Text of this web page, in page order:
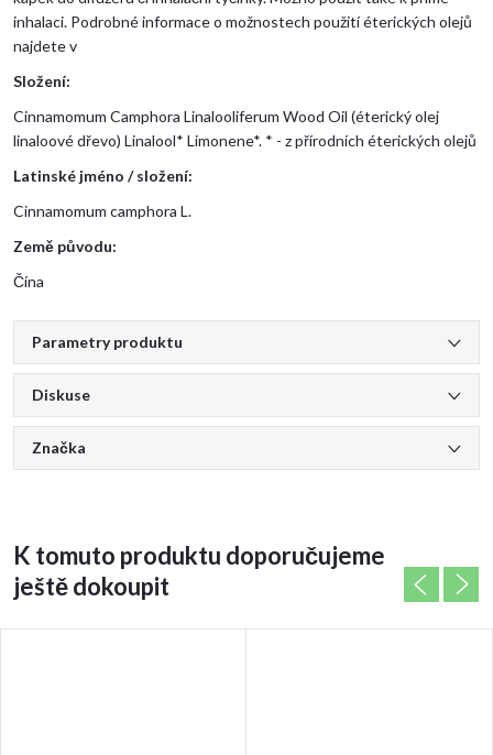
inhalaci. Podrobné informace o možnostech použití éterických olejů
najdete v
Složení:
Cinnamomum Camphora Linalooliferum Wood Oil (éterický olej
linaloové dřevo) Linalool* Limonene*. * - z přírodních éterických olejů
Latinské jméno / složení:
Cinnamomum camphora L.
Země původu:
Čína
Parametry produktu
Diskuse
Značka
K tomuto produktu doporučujeme
ještě dokoupit